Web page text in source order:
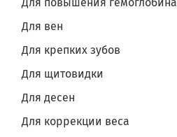
Для вен
Для крепких зубов
Для щитовидки
Для десен
Для коррекции веса